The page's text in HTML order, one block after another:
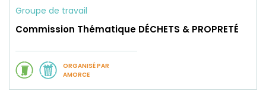
Groupe de travail
Commission Thématique DÉCHETS & PROPRETÉ
ORGANISÉ PAR
AMORCE